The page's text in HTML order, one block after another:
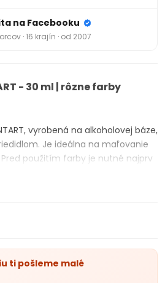
na Facebooku
· 16 krajín · od 2007
- 30 ml | rôzne farby
vyrobená na alkoholovej báze,
Je ideálna na maľovanie
použitím farby je nutné najprv
si vyznačíme a zvýrazníme
zabránime stekaniu a zlievaniu
farbu zo vzorkovníka
tento produkt
s farbou na sklo PENTART! S
ti pošleme malé